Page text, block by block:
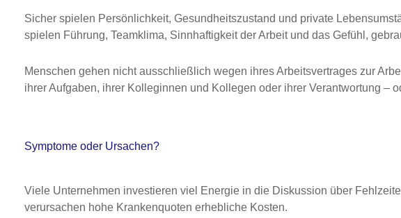
Sicher spielen Persönlichkeit, Gesundheitszustand und private
spielen Führung, Teamklima, Sinnhaftigkeit der Arbeit und das Gefühl,
Menschen gehen nicht ausschließlich wegen ihres Arbeitsvertrages zur
ihrer Aufgaben, ihrer Kolleginnen und Kollegen oder ihrer Verantwortung –
Symptome oder Ursachen?
Viele Unternehmen investieren viel Energie in die Diskussion über
verursachen hohe Krankenquoten erhebliche Kosten.